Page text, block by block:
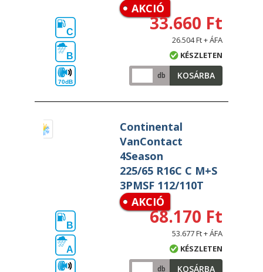
AKCIÓ
C
B
70dB
33.660 Ft
26.504 Ft + ÁFA
KÉSZLETEN
db KOSÁRBA
Continental
VanContact
4Season
225/65 R16C C M+S
3PMSF 112/110T
AKCIÓ
B
A
68.170 Ft
53.677 Ft + ÁFA
KÉSZLETEN
db KOSÁRBA